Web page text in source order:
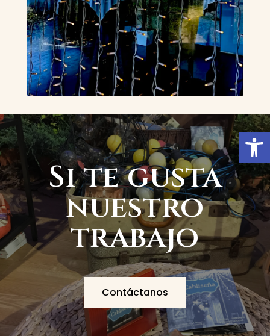
Si te gusta
nuestro
trabajo
Contáctanos